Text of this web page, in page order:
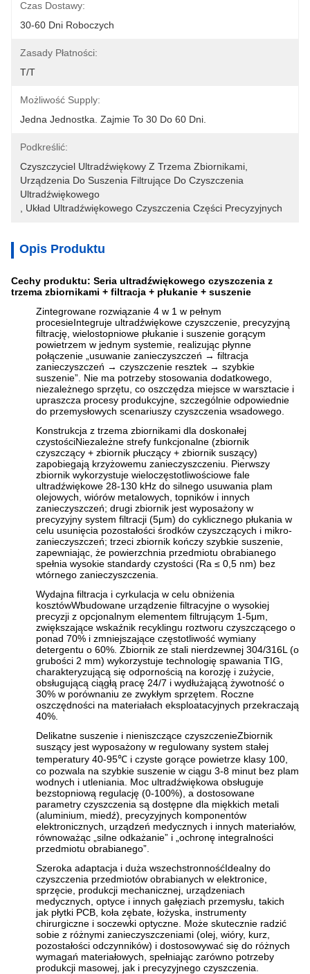
Czas Dostawy:
30-60 Dni Roboczych
Zasady Płatności:
T/T
Możliwość Supply:
Jedna Jednostka. Zajmie To 30 Do 60 Dni.
Podkreślić:
Czyszczyciel Ultradźwiękowy Z Trzema Zbiornikami
Urządzenia Do Suszenia Filtrujące Do Czyszczenia
Ultradźwiękowego
Układ Ultradźwiękowego Czyszczenia Części Precyzyjnych
Opis Produktu
Cechy produktu: Seria ultradźwiękowego czyszczenia z
trzema zbiornikami + filtracja + płukanie + suszenie
Zintegrowane rozwiązanie 4 w 1 w pełnym
procesieIntegruje ultradźwiękowe czyszczenie, precyzyjną
filtrację, wielostopniowe płukanie i suszenie gorącym
powietrzem w jednym systemie, realizując płynne
połączenie „usuwanie zanieczyszczeń → filtracja
zanieczyszczeń → czyszczenie resztek → szybkie
suszenie”. Nie ma potrzeby stosowania dodatkowego,
niezależnego sprzętu, co oszczędza miejsce w warsztacie i
upraszcza procesy produkcyjne, szczególnie odpowiednie
do przemysłowych scenariuszy czyszczenia wsadowego.
Konstrukcja z trzema zbiornikami dla doskonałej
czystościNiezależne strefy funkcjonalne (zbiornik
czyszczący + zbiornik płuczący + zbiornik suszący)
zapobiegają krzyżowemu zanieczyszczeniu. Pierwszy
zbiornik wykorzystuje wieloczęstotliwościowe fale
ultradźwiękowe 28-130 kHz do silnego usuwania plam
olejowych, wiórów metalowych, topników i innych
zanieczyszczeń; drugi zbiornik jest wyposażony w
precyzyjny system filtracji (5μm) do cyklicznego płukania w
celu usunięcia pozostałości środków czyszczących i mikro-
zanieczyszczeń; trzeci zbiornik kończy szybkie suszenie,
zapewniając, że powierzchnia przedmiotu obrabianego
spełnia wysokie standardy czystości (Ra ≤ 0,5 nm) bez
wtórnego zanieczyszczenia.
Wydajna filtracja i cyrkulacja w celu obniżenia
kosztówWbudowane urządzenie filtracyjne o wysokiej
precyzji z opcjonalnym elementem filtrującym 1-5μm,
zwiększające wskaźnik recyklingu roztworu czyszczącego o
ponad 70% i zmniejszające częstotliwość wymiany
detergentu o 60%. Zbiornik ze stali nierdzewnej 304/316L (o
grubości 2 mm) wykorzystuje technologię spawania TIG,
charakteryzującą się odpornością na korozję i zużycie,
obsługującą ciągłą pracę 24/7 i wydłużającą żywotność o
30% w porównaniu ze zwykłym sprzętem. Roczne
oszczędności na materiałach eksploatacyjnych przekraczają
40%.
Delikatne suszenie i nieniszczące czyszczenieZbiornik
suszący jest wyposażony w regulowany system stałej
temperatury 40-95℃ i czyste gorące powietrze klasy 100,
co pozwala na szybkie suszenie w ciągu 3-8 minut bez plam
wodnych i utleniania. Moc ultradźwiękowa obsługuje
bezstopniową regulację (0-100%), a dostosowane
parametry czyszczenia są dostępne dla miękkich metali
(aluminium, miedź), precyzyjnych komponentów
elektronicznych, urządzeń medycznych i innych materiałów,
równoważąc „silne odkażanie” i „ochronę integralności
przedmiotu obrabianego”.
Szeroka adaptacja i duża wszechstronnośćIdealny do
czyszczenia przedmiotów obrabianych w elektronice,
sprzęcie, produkcji mechanicznej, urządzeniach
medycznych, optyce i innych gałęziach przemysłu, takich
jak płytki PCB, koła zębate, łożyska, instrumenty
chirurgiczne i soczewki optyczne. Może skutecznie radzić
sobie z różnymi zanieczyszczeniami (olej, wióry, kurz,
pozostałości odczynników) i dostosowywać się do różnych
wymagań materiałowych, spełniając zarówno potrzeby
produkcji masowej, jak i precyzyjnego czyszczenia.